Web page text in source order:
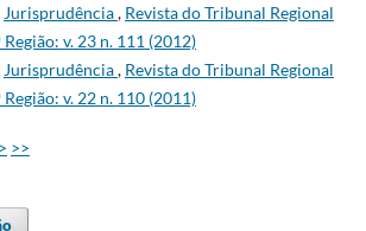
Jurisprudência, Revista do Tribunal Regional
Região: v. 23 n. 111 (2012)
Jurisprudência, Revista do Tribunal Regional
Região: v. 22 n. 110 (2011)
> >>